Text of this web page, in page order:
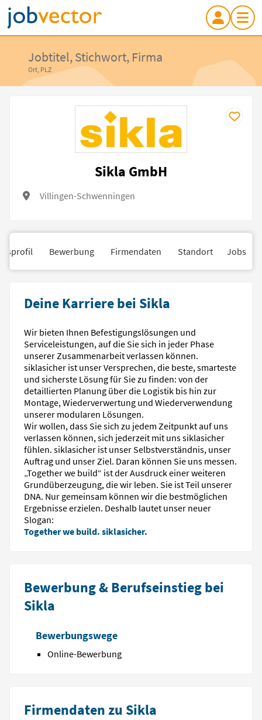
Jobtitel, Stichwort, Firma
Ort, PLZ
Sikla GmbH
Villingen-Schwenningen
Bewerbung Firmendaten Standort Jobs
Deine Karriere bei Sikla
Wir bieten Ihnen Befestigungslösungen und
Serviceleistungen, auf die Sie sich in jeder Phase
unserer Zusammenarbeit verlassen können.
siklasicher ist unser Versprechen, die beste, smarteste
und sicherste Lösung für Sie zu finden: von der
detaillierten Planung über die Logistik bis hin zur
Montage, Wiederverwertung und Wiederverwendung
unserer modularen Lösungen.
Wir wollen, dass Sie sich zu jedem Zeitpunkt auf uns
verlassen können, sich jederzeit mit uns siklasicher
fühlen. siklasicher ist unser Selbstverständnis, unser
Auftrag und unser Ziel. Daran können Sie uns messen.
„Together we build“ ist der Ausdruck einer weiteren
Grundüberzeugung, die wir leben. Sie ist Teil unserer
DNA. Nur gemeinsam können wir die bestmöglichen
Ergebnisse erzielen. Deshalb lautet unser neuer
Slogan:
Together we build. siklasicher.
Bewerbung & Berufseinstieg bei
Sikla
Bewerbungswege
Online-Bewerbung
Firmendaten zu Sikla